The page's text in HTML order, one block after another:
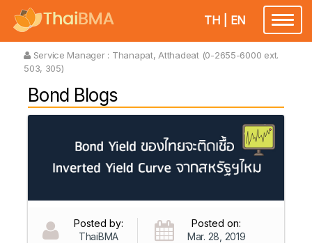
TH EN
Service Manager : Thanapat, Atthadeat (0-2655-6000 ext.
503, 305)
Bond Blogs
Posted by:
ThaiBMA
Posted on:
Mar. 28, 2019